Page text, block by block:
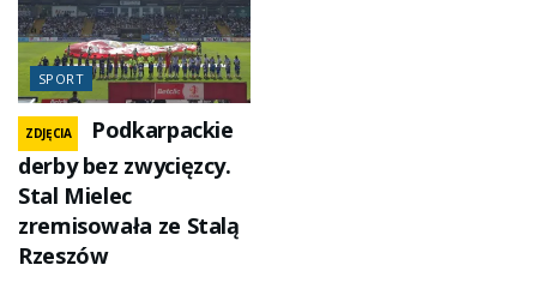
SPORT
ZDJĘCIA
Podkarpackie
derby bez zwycięzcy.
Stal Mielec
zremisowała ze Stalą
Rzeszów